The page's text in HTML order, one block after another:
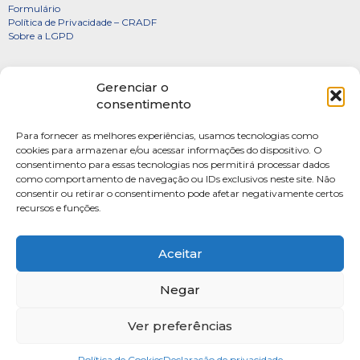
Gerenciar o
consentimento
Para fornecer as melhores experiências, usamos tecnologias como
cookies para armazenar e/ou acessar informações do dispositivo. O
consentimento para essas tecnologias nos permitirá processar dados
como comportamento de navegação ou IDs exclusivos neste site. Não
consentir ou retirar o consentimento pode afetar negativamente certos
recursos e funções.
Aceitar
Negar
Ver preferências
Formulário
Política de Privacidade – CRADF
Sobre a LGPD
Diretoria
FOTOS
Webmail
Artigos
Escritores do Sistema
SAUS Quadra 06, Bloco K, Ed.Belvedere sala 201 Asa Sul Brasilia-DF CEP: 70070-